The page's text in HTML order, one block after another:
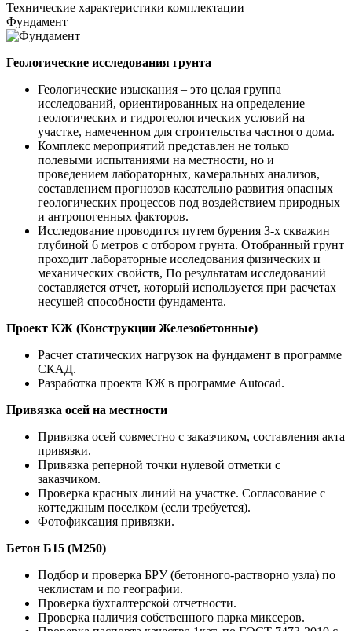
Технические характеристики комплектации
Фундамент
Геологические исследования грунта
Геологические изыскания – это целая группа
исследований, ориентированных на определение
геологических и гидрогеологических условий на
участке, намеченном для строительства частного дома.
Комплекс мероприятий представлен не только
полевыми испытаниями на местности, но и
проведением лабораторных, камеральных анализов,
составлением прогнозов касательно развития опасных
геологических процессов под воздействием природных
и антропогенных факторов.
Исследование проводится путем бурения 3-х скважин
глубиной 6 метров с отбором грунта. Отобранный грунт
проходит лабораторные исследования физических и
механических свойств, По результатам исследований
составляется отчет, который используется при расчетах
несущей способности фундамента.
Проект КЖ (Конструкции Железобетонные)
Расчет статических нагрузок на фундамент в программе
СКАД.
Разработка проекта КЖ в программе Autocad.
Привязка осей на местности
Привязка осей совместно с заказчиком, составления акта
привязки.
Привязка реперной точки нулевой отметки с
заказчиком.
Проверка красных линий на участке. Согласование с
коттеджным поселком (если требуется).
Фотофиксация привязки.
Бетон Б15 (М250)
Подбор и проверка БРУ (бетонного-растворно узла) по
чеклистам и по географии.
Проверка бухгалтерской отчетности.
Проверка наличия собственного парка миксеров.